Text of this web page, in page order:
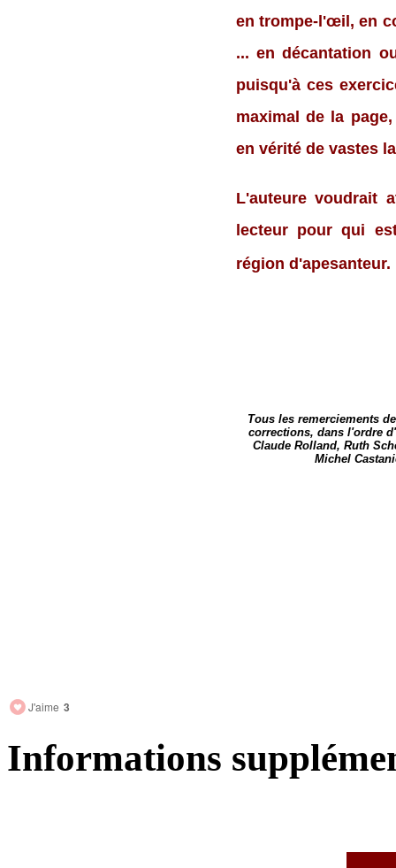
en trompe-l'œil, en
... en décantation
puisqu'àces
maximal de la
en vérité de vastes
L'auteure voudrait
lecteur pour qui
région d'apesanteur.
Tous les remerciements
corrections, dans l'ordre
Claude Rolland, Ruth
Michel
J'aime 3
Informations